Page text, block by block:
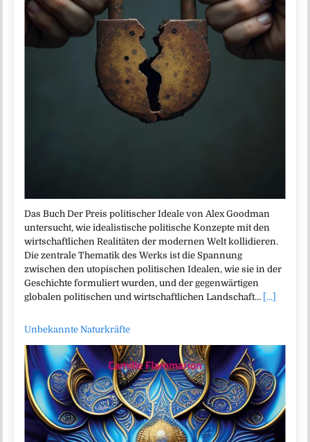
Das Buch Der Preis politischer Ideale von Alex Goodman
untersucht, wie idealistische politische Konzepte mit den
wirtschaftlichen Realitäten der modernen Welt kollidieren.
Die zentrale Thematik des Werks ist die Spannung
zwischen den utopischen politischen Idealen, wie sie in der
Geschichte formuliert wurden, und der gegenwärtigen
globalen politischen und wirtschaftlichen Landschaft… [...]
Unbekannte Naturkräfte